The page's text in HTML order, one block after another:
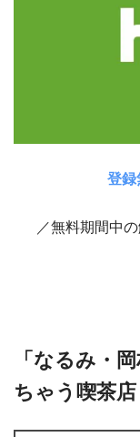
登録
／無料期間中
「なるみ・
ちゃう喫茶店